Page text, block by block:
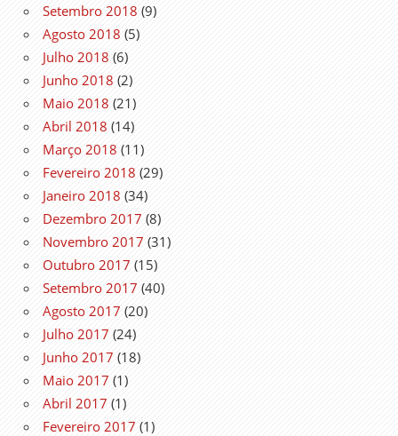
Setembro 2018 (9)
Agosto 2018 (5)
Julho 2018 (6)
Junho 2018 (2)
Maio 2018 (21)
Abril 2018 (14)
Março 2018 (11)
Fevereiro 2018 (29)
Janeiro 2018 (34)
Dezembro 2017 (8)
Novembro 2017 (31)
Outubro 2017 (15)
Setembro 2017 (40)
Agosto 2017 (20)
Julho 2017 (24)
Junho 2017 (18)
Maio 2017 (1)
Abril 2017 (1)
Fevereiro 2017 (1)